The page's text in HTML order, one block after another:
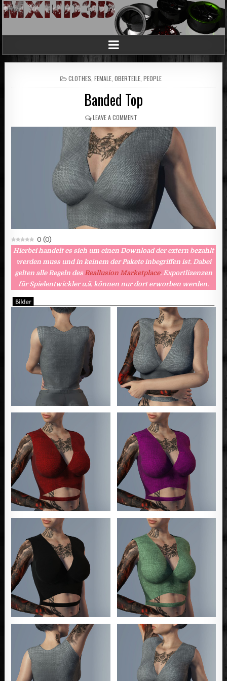
POSTED
IN
CLOTHES FEMALE OBERTEILE PEOPLE
Banded Top
LEAVE A COMMENT
0 (0)
Hierbei handelt es sich um einen Download der extern bezahlt
werden muss und in keinem der Pakete inbegriffen ist. Dabei
gelten alle Regeln des Reallusion Marketplace. Exportlizenzen
für Spielentwickler u.ä. können nur dort erworben werden.